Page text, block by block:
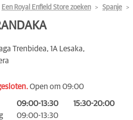
Een Royal Enfield Store zoeken Spanje
Trenbidea, 1A Lesaka,
Open om 09:00
09:00-13:30
15:30-20:00
09:00-13:30